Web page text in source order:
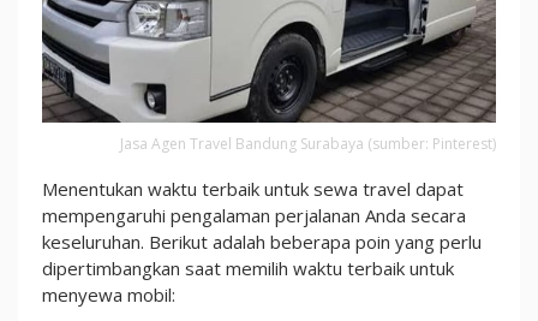
Jasa Agen Travel Bandung Surabaya (sumber: Pinterest)
Menentukan waktu terbaik untuk sewa travel dapat
mempengaruhi pengalaman perjalanan Anda secara
keseluruhan. Berikut adalah beberapa poin yang perlu
dipertimbangkan saat memilih waktu terbaik untuk
menyewa mobil: